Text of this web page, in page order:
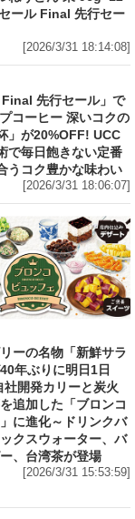
ール Final 先行セー
[2026/3/31 18:14:08]
Final 先行セール」で
コーヒー 深いコクの
」が20%OFF! UCC
で毎日飽きない定番
うコク豊かな味わい
[2026/3/31 18:06:07]
ーの名物「新鮮サラ
年ぶりに明日1日
開発カリーと炭火
追加した「ブロンコ
に進化～ドリンクバ
クスウォーター、バ
、台湾茶が登場
[2026/3/31 15:53:59]